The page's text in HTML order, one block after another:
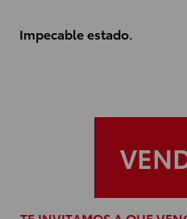
Impecable estado.